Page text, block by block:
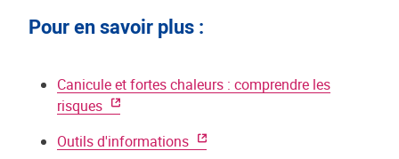
Pour en savoir plus :
Canicule et fortes chaleurs : comprendre les
risques
Outils d'informations